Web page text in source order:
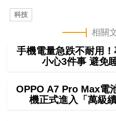
科技
相關
手機電量急跌不耐用
小心3件事 避免
OPPO A7 Pro Max電
機正式進入「萬級